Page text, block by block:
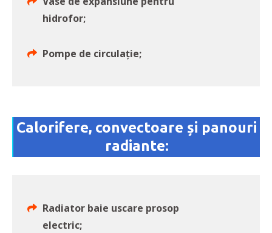
hidrofor;
Pompe de circulație;
Calorifere, convectoare și panouri
radiante:
Radiator baie uscare prosop
electric;